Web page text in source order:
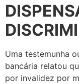
Uma testemunha
bancária relatou
por invalidez por